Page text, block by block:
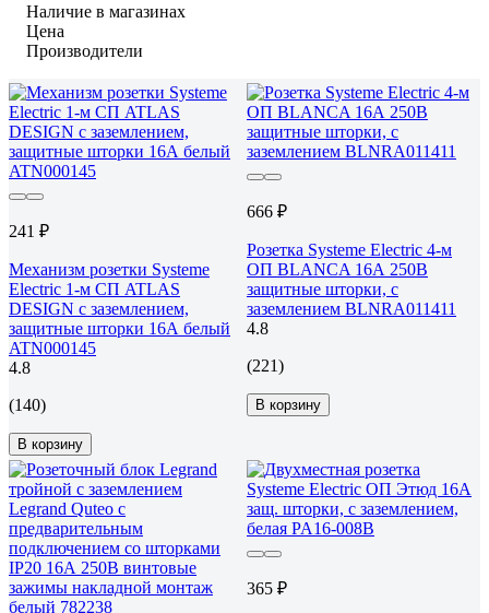
Наличие в магазинах
Цена
Производители
241 ₽
Механизм розетки Systeme
Electric 1-м СП ATLAS
DESIGN с заземлением,
защитные шторки 16А белый
ATN000145
4.8
(140)
В корзину
666 ₽
Розетка Systeme Electric 4-м
ОП BLANCA 16А 250В
защитные шторки, с
заземлением BLNRA011411
4.8
(221)
В корзину
365 ₽